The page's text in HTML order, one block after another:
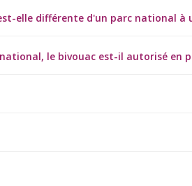
elle différente d'un parc national à
le bivouac est-il autorisé en